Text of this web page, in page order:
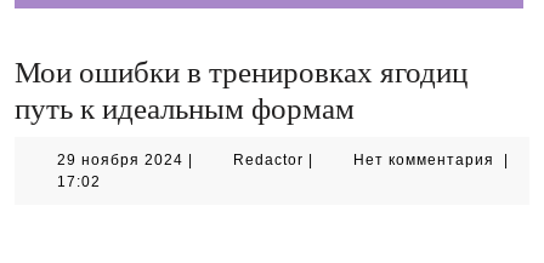
Мои ошибки в тренировках ягодиц
путь к идеальным формам
29 ноября 2024 29
Redactor RedactorНет комментария
17:02